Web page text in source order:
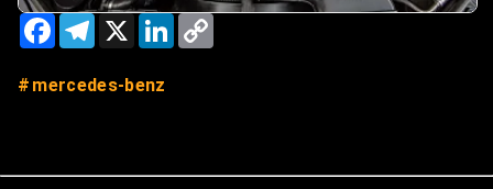
FacebookTelegram
X LinkedIn
mercedes-benz